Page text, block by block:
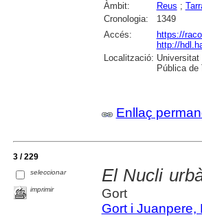
Àmbit:
Reus ;
Cronologia:
1349
Accés:
https://
http://
Localització:
Pública de
Enllaç
3 / 229
seleccionar
imprimir
El Nucli
Gort
Gort i Juanpere,